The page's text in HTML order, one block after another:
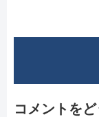
コメントを